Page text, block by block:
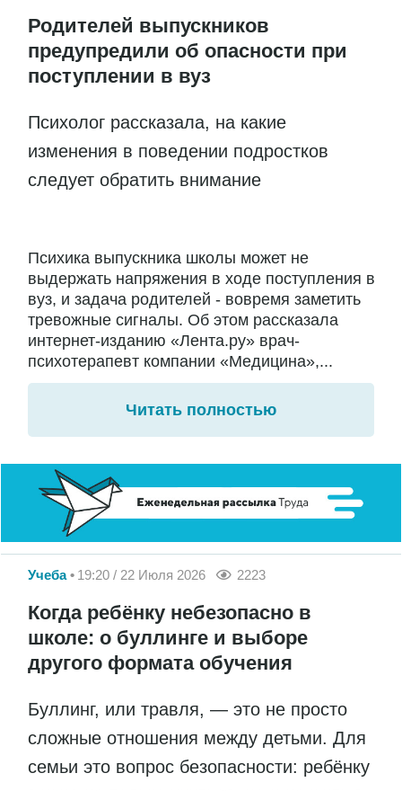
Родителей выпускников
предупредили об опасности при
поступлении в вуз
Психолог рассказала, на какие
изменения в поведении подростков
следует обратить внимание
Психика выпускника школы может не
выдержать напряжения в ходе поступления в
вуз, и задача родителей - вовремя заметить
тревожные сигналы. Об этом рассказала
интернет-изданию «Лента.ру» врач-
психотерапевт компании «Медицина»,...
Читать полностью
Учеба 19:20 / 22 Июля 2026 2223
Когда ребёнку небезопасно в
школе: о буллинге и выборе
другого формата обучения
Буллинг, или травля, — это не просто
сложные отношения между детьми. Для
семьи это вопрос безопасности: ребёнку